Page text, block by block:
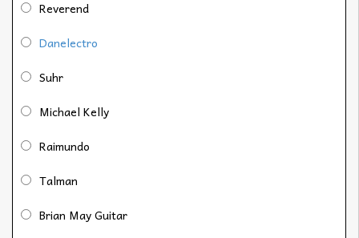
Reverend
Danelectro
Suhr
Michael Kelly
Raimundo
Talman
Brian May Guitar